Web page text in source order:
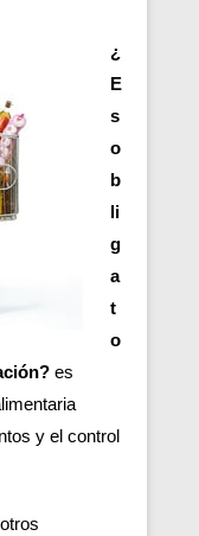
¿
E
s
o
b
li
g
a
t
o
es
y el control